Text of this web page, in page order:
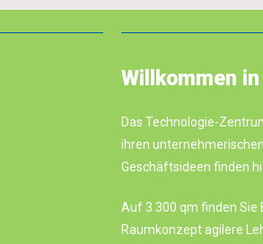
Willkommen
Das Technologie-
ihren
Geschäftsideen finden
Auf 3.300 qm finden Sie
Raumkonzept agilere